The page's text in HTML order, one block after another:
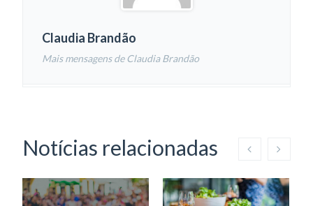
Claudia Brandão
Mais mensagens de Claudia Brandão
Notícias relacionadas